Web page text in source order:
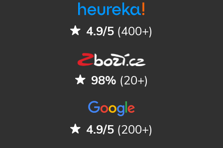
4.9/5 (400+)
98% (20+)
4.9/5 (200+)